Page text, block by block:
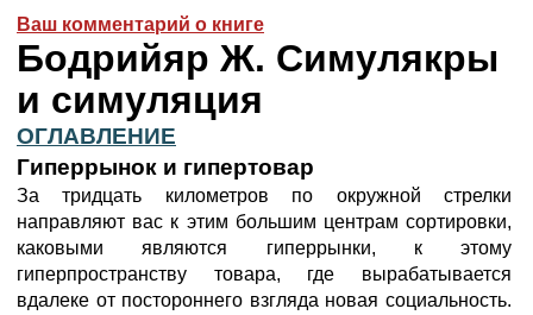
Ваш комментарий о книге
Бодрийяр Ж. Симулякры
и симуляция
ОГЛАВЛЕНИЕ
Гиперрынок и гипертовар
За тридцать километров по окружной стрелки
направляют вас к этим большим центрам сортировки,
каковыми являются гиперрынки, к этому
гиперпространству товара, где вырабатывается
вдалеке от постороннего взгляда новая социальность.